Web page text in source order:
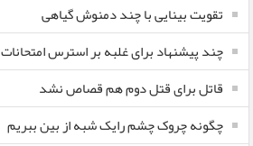
تقویت بینایی با چند دمنوش گیاهی
چند پیشنهاد برای غلبه بر استرس امتحانات
قاتل برای قتل دوم هم قصاص نشد
چگونه چروک چشم رایک شبه از بین ببریم